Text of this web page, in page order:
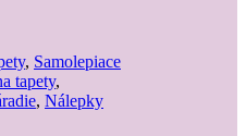
, Samolepiace
tapety,
, Nálepky